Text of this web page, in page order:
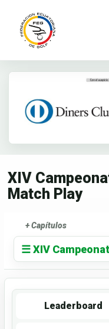
XIV
Match Play
+ Capítulos
☰ XIV
Leaderboard